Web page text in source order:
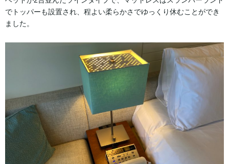
でトッパーも設置され、程よい柔らかさでゆっくり休むことができ
ました。